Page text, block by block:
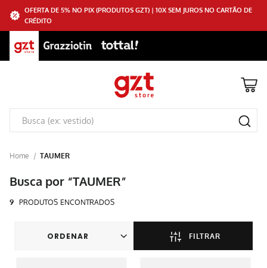
OFERTA DE 5% NO PIX (PRODUTOS GZT) | 10X SEM JUROS NO CARTÃO DE
CRÉDITO
TAUMER
TAUMER
9 PRODUTOS
FILTRAR